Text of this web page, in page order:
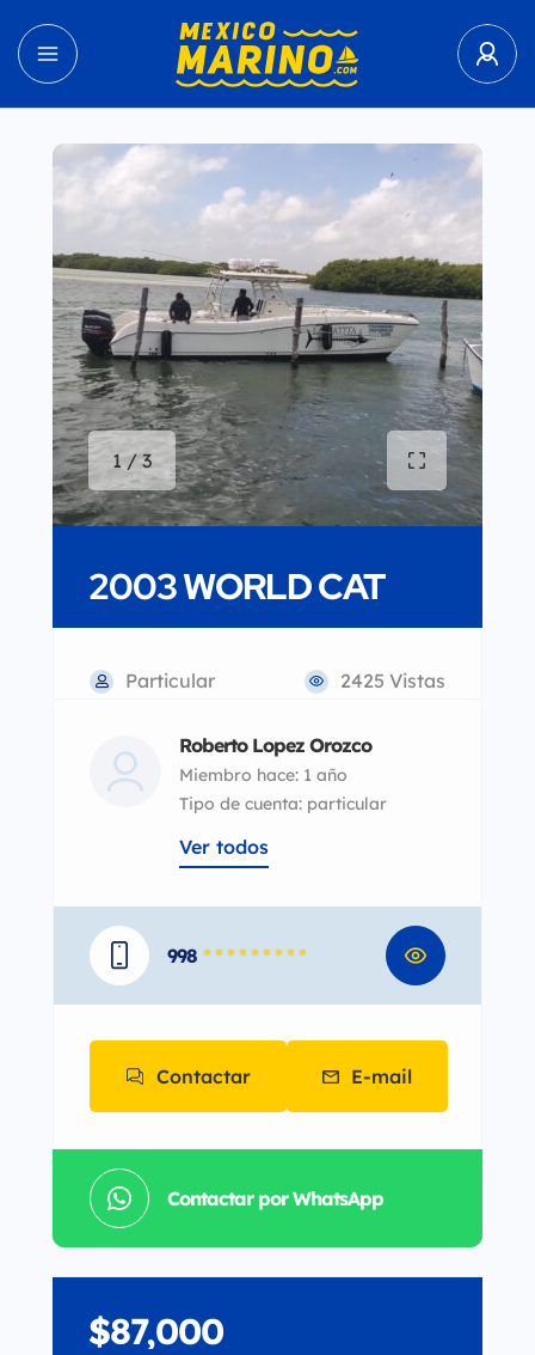
1 / 3
2003 WORLD CAT
Particular 2425 Vistas
Roberto Lopez Orozco
Miembro hace: 1 año
tipo de cuenta: particular
Ver todos
998 * * * * * * * * *
Contactar E-mail
Contactar por WhatsApp
$87,000